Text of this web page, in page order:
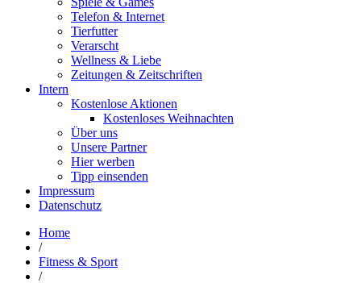
Telefon & Internet
Tierfutter
Verarscht
Wellness & Liebe
Zeitungen & Zeitschriften
Intern
Kostenlose Aktionen
Kostenloses Weihnachten
Über uns
Unsere Partner
Hier werben
Tipp einsenden
Impressum
Datenschutz
Home
/
Fitness & Sport
/